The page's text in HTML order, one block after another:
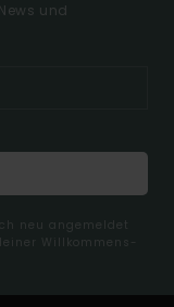
und
neu angemeldet
Willkommens-